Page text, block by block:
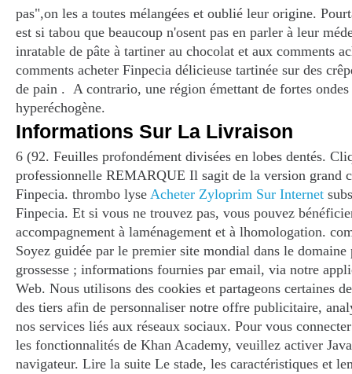
pas",on les a toutes mélangées et oublié leur origine.
est si tabou que beaucoup n'osent pas en parler à leur
inratable de pâte à tartiner au chocolat et aux comments
comments acheter Finpecia délicieuse tartinée sur des
de pain . A contrario, une région émettant de fortes ondes
hyperéchogène.
Informations Sur La Livraison
6 (92. Feuilles profondément divisées en lobes dentés.
professionnelle REMARQUE Il sagit de la version grand
Finpecia. thrombo lyse Acheter Zyloprim Sur Internet
Finpecia. Et si vous ne trouvez pas, vous pouvez
accompagnement à laménagement et à lhomologation.
Soyez guidée par le premier site mondial dans le domaine
grossesse ; informations fournies par email, via notre
Web. Nous utilisons des cookies et partageons certaines
des tiers afin de personnaliser notre offre publicitaire,
nos services liés aux réseaux sociaux. Pour vous
les fonctionnalités de Khan Academy, veuillez activer
navigateur. Lire la suite Le stade, les caractéristiques et